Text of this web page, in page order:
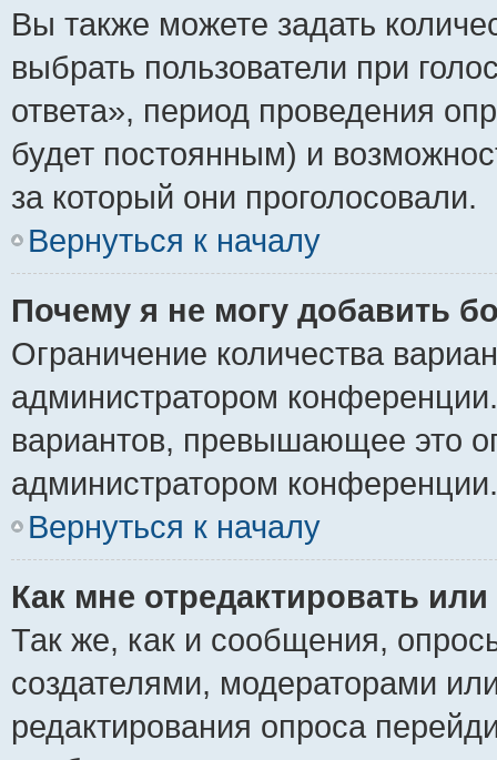
Вы также можете задать
выбрать пользователи при
ответа», период проведения
будет постоянным) и
за который они проголосовали.
Вернуться к началу
Почему я не могу добавить
Ограничение количества
администратором
вариантов, превышающее это
администратором конференции.
Вернуться к началу
Как мне отредактировать
Так же, как и сообщения,
создателями, модераторами
редактирования опроса